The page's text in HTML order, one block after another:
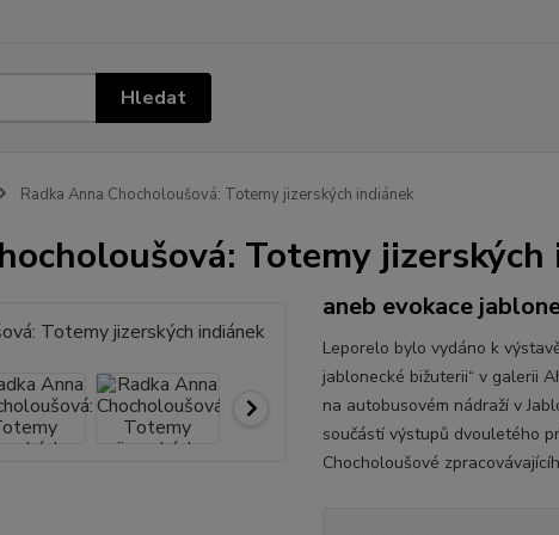
Hledat
Radka Anna Chocholoušová: Totemy jizerských indiánek
Totemy
aneb evokace
Leporelo bylo vydáno k
jablonecké bižuterii“ v galerii
na autobusovém nádraží v
součástí výstupů dvouletého
Chocholoušové